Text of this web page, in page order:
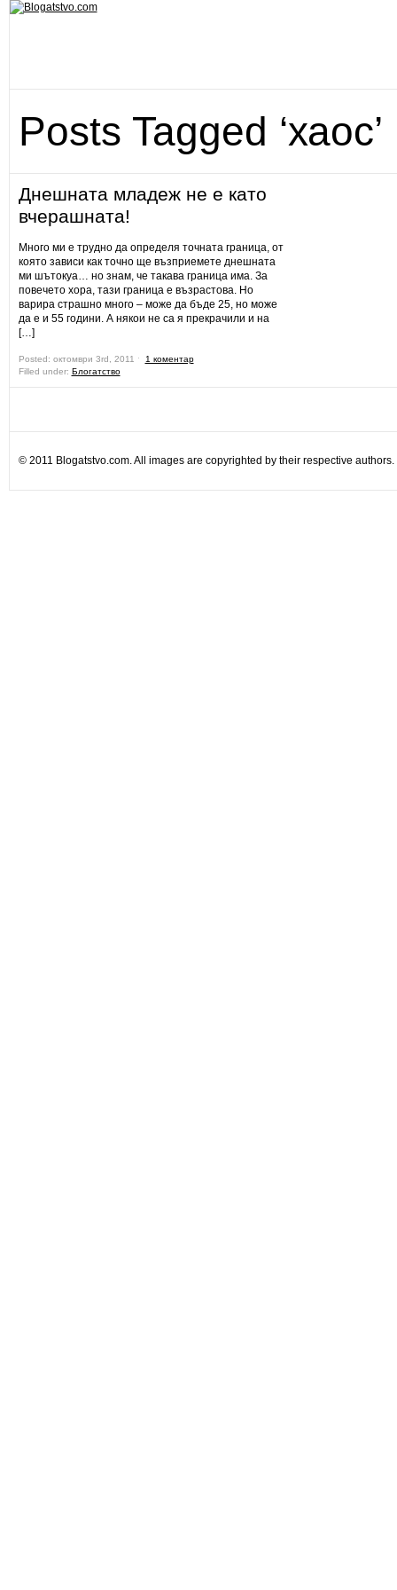
Posts Tagged ‘хаос’
Днешната младеж не е като
вчерашната!
Много ми е трудно да определя точната граница, от
която зависи как точно ще възприемете днешната
ми шътокуа… но знам, че такава граница има. За
повечето хора, тази граница е възрастова. Но
варира страшно много – може да бъде 25, но може
да е и 55 години. А някои не са я прекрачили и на
[…]
Posted: октомври 3rd, 2011 ˑ
1 коментар
Filled under: Блогатство
© 2011 Blogatstvo.com. All images are copyrighted by their respective authors.